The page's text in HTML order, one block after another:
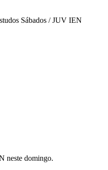
Sábados / JUV IEN
neste domingo.